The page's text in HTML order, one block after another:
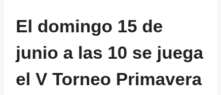
El domingo 15 de
junio a las 10 se juega
el V Torneo Primavera